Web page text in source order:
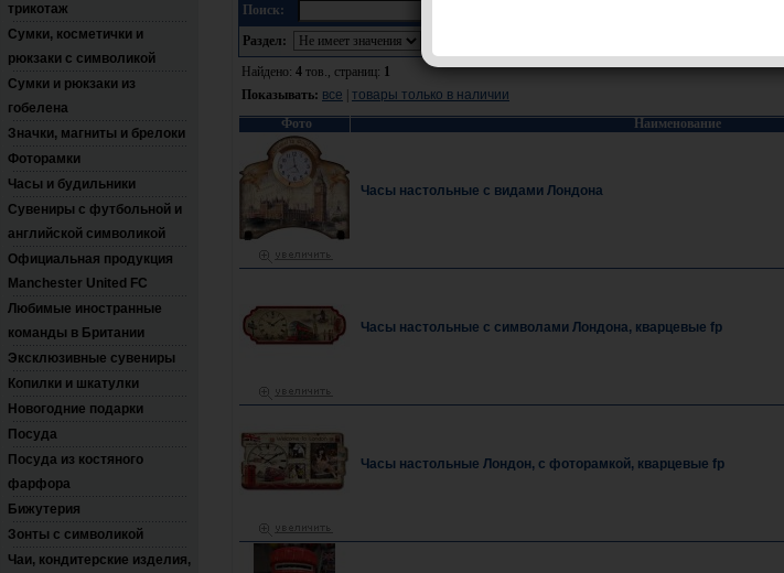
трикотаж
Сумки, косметички и
рюкзаки с символикой
Сумки и рюкзаки из
гобелена
Значки, магниты и брелоки
Фоторамки
Часы и будильники
Сувениры с футбольной и
английской символикой
Официальная продукция
Manchester United FC
Любимые иностранные
команды в Британии
Эксклюзивные сувениры
Копилки и шкатулки
Новогодние подарки
Посуда
Посуда из костяного
фарфора
Бижутерия
Зонты с символикой
Чаи, кондитерские изделия,
Поиск:
Раздел:
Найдено: 4 тов., страниц: 1
Показывать: все
товары только в наличии
Фото
Наименование
Часы настольные с видами Лондона
Часы настольные с символами Лондона, кварцевые fp
Часы настольные Лондон, с фоторамкой, кварцевые fp